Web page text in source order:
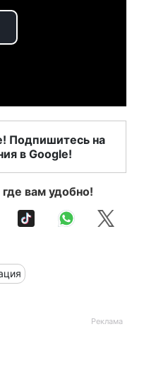
Подпишитесь на
в Google!
вам удобно!